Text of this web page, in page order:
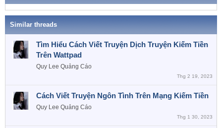
Users who are viewing this thread
Similar threads
Tìm Hiểu Cách Viết Truyện Dịch Truyện Kiếm Tiền
Trên Wattpad
Thg 2 19, 2023
Cách Viết Truyện Ngôn Tình Trên Mạng Kiếm Tiền